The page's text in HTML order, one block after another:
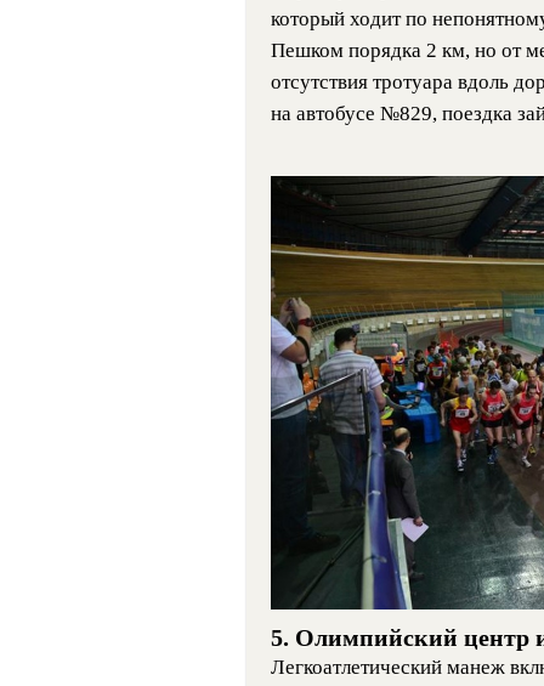
который ходит по
Пешком порядка 2 км, но от
отсутствия тротуара вдоль
на автобусе №829, поездка
5. Олимпийский центр
Легкоатлетический манеж